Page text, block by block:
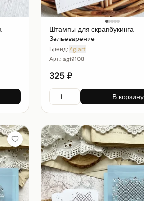
Штампы для скрапбукинга
Зельеварение
Бренд:Agiart
Арт.:agi9108
325 ₽
В корзину